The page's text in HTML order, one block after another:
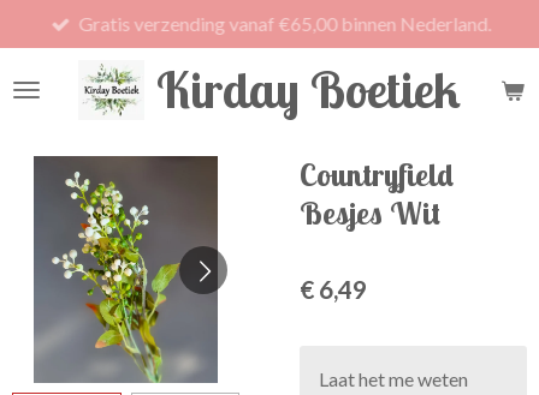
direct
naar
Kirday Boetiek
Gratis verzending vanaf €65,00 binnen Nederland.
Countryfield
Besjes Wit
€ 6,49
Laat het me weten